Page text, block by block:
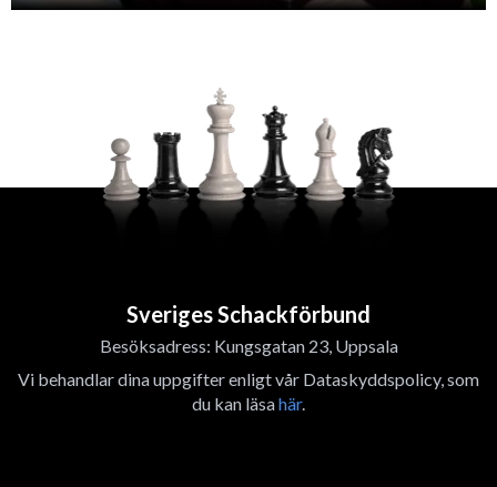
Sveriges Schackförbund
Besöksadress: Kungsgatan 23, Uppsala
Vi behandlar dina uppgifter enligt vår Dataskyddspolicy, som
du kan läsahär.